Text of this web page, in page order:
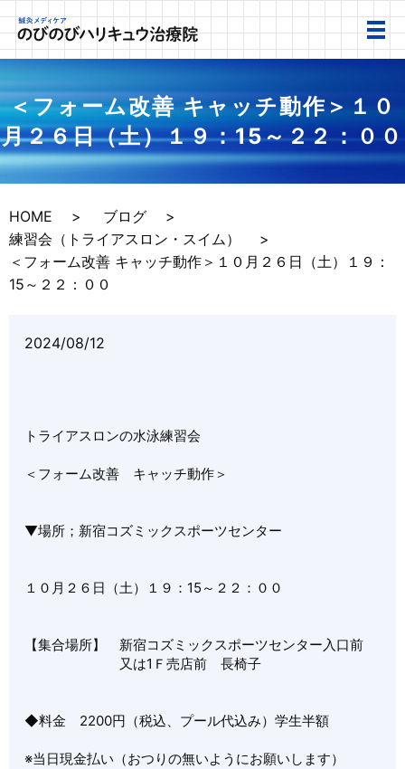
＜フォーム改善 キャッチ動作＞１０
月２６日（土）１９：15～２２：００
HOME
ブログ
練習会（トライアスロン・スイム）
＜フォーム改善 キャッチ動作＞１０月２６日（土）１９：
15～２２：００
2024/08/12
トライアスロンの水泳練習会
＜フォーム改善 キャッチ動作＞
▼場所；新宿コズミックスポーツセンター
１０月２６日（土）１９：15～２２：００
【集合場所】 新宿コズミックスポーツセンター入口前
又は1Ｆ売店前 長椅子
◆料金 2200円（税込、プール代込み）学生半額
※当日現金払い（おつりの無いようにお願いします）